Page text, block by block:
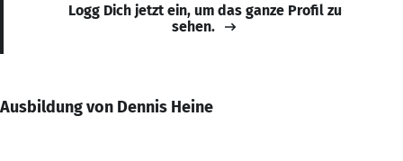
Logg Dich jetzt ein, um das ganze Profil zu
sehen.
Ausbildung von Dennis Heine